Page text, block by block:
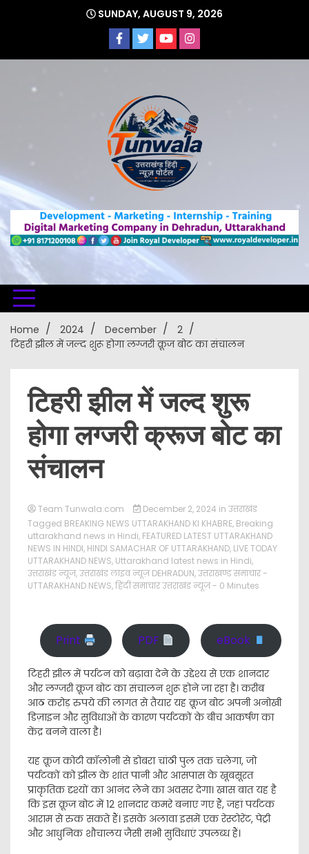
SUNDAY, AUGUST 9, 2026
Uttarakhand Hindi News Portal
Home 2024 December
2
टिहरी झील में जल्द शुरू होगा लग्जरी क्रूज बोट का संचालन
टिहरी झील में जल्द शुरू
होगा लग्जरी क्रूज बोट का
संचालन
Team Tunwala.com December 2, 2024 in उत्तराखंड
Tagged BREAKING NEWS UTTARAKHAND KI KHABRE, Breaking
uttarakhand news in Hindi, FEATURED LATEST UTTARAKHAND
NEWS IN HINDI, HINDI SAMACHAR OF UTTARAKHAND, LIVE TODAY
UTTARAKHAND NEWS, Uttarakhand latest news in Hindi,
उत्तराखंड न्यूज,उत्तराखंड लाइव न्यूज़ DEHRADUN,उत्तराखण्ड समाचार -
UTTARAKHAND NEWS,हिंदी समाचार उत्तराखंड न्यूज़ - 0 Minutes
Print PDF eBook
टिहरी झील में पर्यटन को बढ़ावा देने के उद्देश्य से एक शानदार
और लग्जरी क्रूज बोट का संचालन शुरू होने जा रहा है। करीब
आठ करोड़ रुपये की लागत से तैयार यह क्रूज बोट अपनी अनोखी
डिज़ाइन और सुविधाओं के कारण पर्यटकों के बीच आकर्षण का
केंद्र बनने वाला है।
यह क्रूज कोटी कॉलोनी से डोबरा चांठी पुल तक चलेगा, जो
पर्यटकों को झील के शांत पानी और आसपास के खूबसूरत
प्राकृतिक दृश्यों का आनंद लेने का अवसर देगा। खास बात यह है
कि इस क्रूज बोट में 12 शानदार कमरे बनाए गए हैं, जहां पर्यटक
आराम से रुक सकते हैं। इसके अलावा इसमें एक रेस्टोरेंट, पेट्री
और आधुनिक शौचालय जैसी सभी सुविधाएं उपलब्ध हैं।